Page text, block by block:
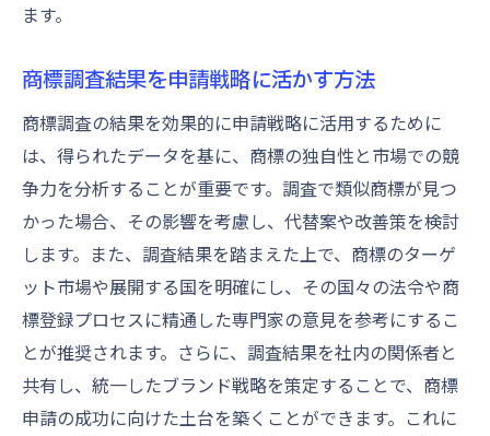
ます。
商標調査結果を申請戦略に活かす方法
商標調査の結果を効果的に申請戦略に活用するために
は、得られたデータを基に、商標の独自性と市場での競
争力を分析することが重要です。調査で類似商標が見つ
かった場合、その影響を考慮し、代替案や改善策を検討
します。また、調査結果を踏まえた上で、商標のターゲ
ット市場や展開する国を明確にし、その国々の法令や商
標登録プロセスに精通した専門家の意見を参考にするこ
とが推奨されます。さらに、調査結果を社内の関係者と
共有し、統一したブランド戦略を策定することで、商標
申請の成功に向けた土台を築くことができます。これに